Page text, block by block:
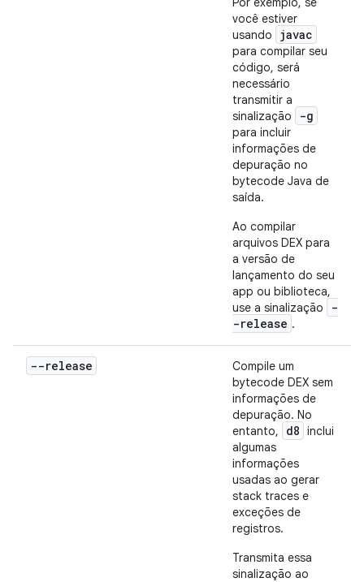
você estiver
usando
javac
para compilar seu
código, será
necessário
transmitir a
sinalização
-g
para incluir
informações de
depuração no
bytecode Java de
saída.
Ao compilar
arquivos DEX para
a versão de
lançamento do seu
app ou biblioteca,
use a sinalização
-
-release .
--release
Compile um
bytecode DEX sem
informações de
depuração. No
entanto,
d8 inclui
algumas
informações
usadas ao gerar
stack traces e
exceções de
registros.
Transmita essa
sinalização ao